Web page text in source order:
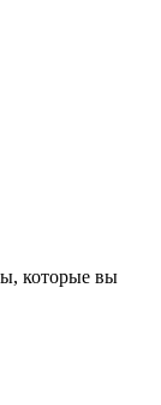
которые вы